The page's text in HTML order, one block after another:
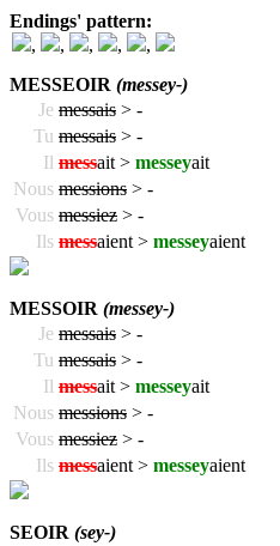
Endings' pattern:
,
, , ,
,
MESSEOIR (messey-)
Je messais > -
Tu messais > -
Il messait > messeyait
Nous messions > -
Vous messiez > -
Ils messaient > messeyaient
MESSOIR (messey-)
Je messais > -
Tu messais > -
Il messait > messeyait
Nous messions > -
Vous messiez > -
Ils messaient > messeyaient
SEOIR (sey-)